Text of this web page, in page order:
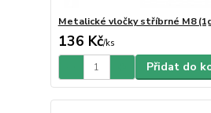
Metalické vločky stříbrné M8
136 Kč/ks
Přidat do